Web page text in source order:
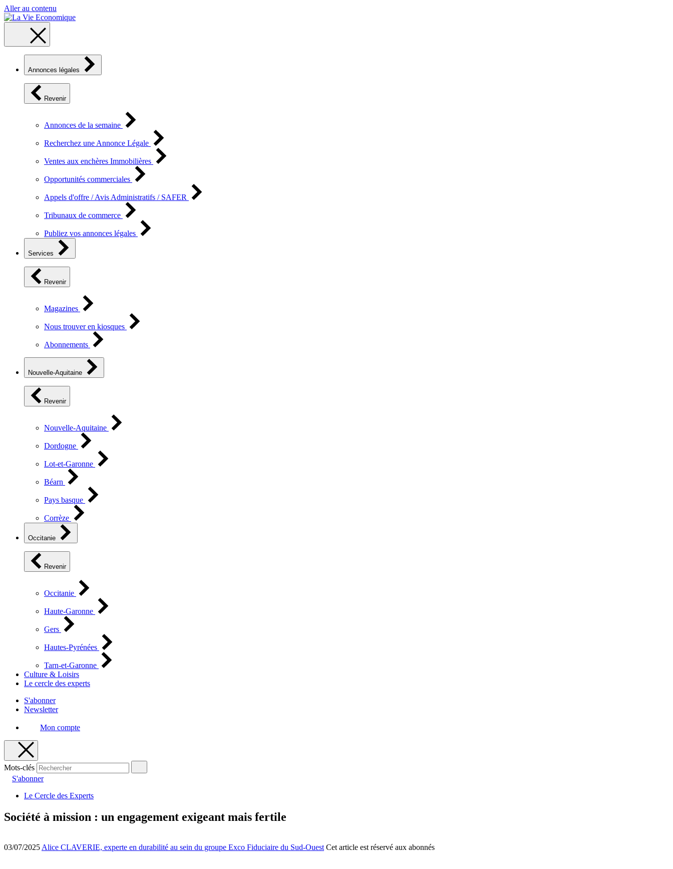
Aller au contenu
Annonces légales
Revenir
Annonces de la semaine
Recherchez une Annonce Légale
Ventes aux enchères Immobilières
Opportunités commerciales
Appels d'offre / Avis Administratifs / SAFER
Tribunaux de commerce
Publiez vos annonces légales
Services
Revenir
Magazines
Nous trouver en kiosques
Abonnements
Nouvelle-Aquitaine
Revenir
Nouvelle-Aquitaine
Dordogne
Lot-et-Garonne
Béarn
Pays basque
Corrèze
Occitanie
Revenir
Occitanie
Haute-Garonne
Gers
Hautes-Pyrénées
Tarn-et-Garonne
Culture & Loisirs
Le cercle des experts
S'abonner
Newsletter
Mon compte
Mots-clés
S'abonner
Le Cercle des Experts
Société à mission : un engagement exigeant mais fertile
03/07/2025 Alice CLAVERIE, experte en durabilité au sein du groupe Exco Fiduciaire du Sud-Ouest Cet article est réservé aux abonnés